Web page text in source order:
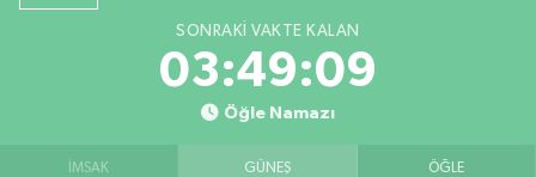
SONRAKI VAKTE KALAN
03:49:08
Öğle Namazı
İMSAK GÜNEŞ ÖĞLE